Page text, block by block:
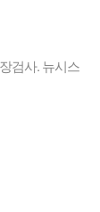
검사. 뉴시스